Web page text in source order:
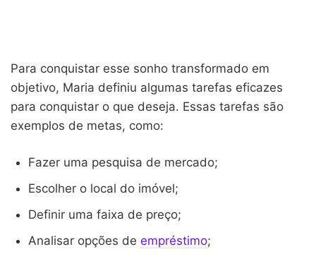
Para conquistar esse sonho transformado em
objetivo, Maria definiu algumas tarefas eficazes
para conquistar o que deseja. Essas tarefas são
exemplos de metas, como:
Fazer uma pesquisa de mercado;
Escolher o local do imóvel;
Definir uma faixa de preço;
Analisar opções de empréstimo;